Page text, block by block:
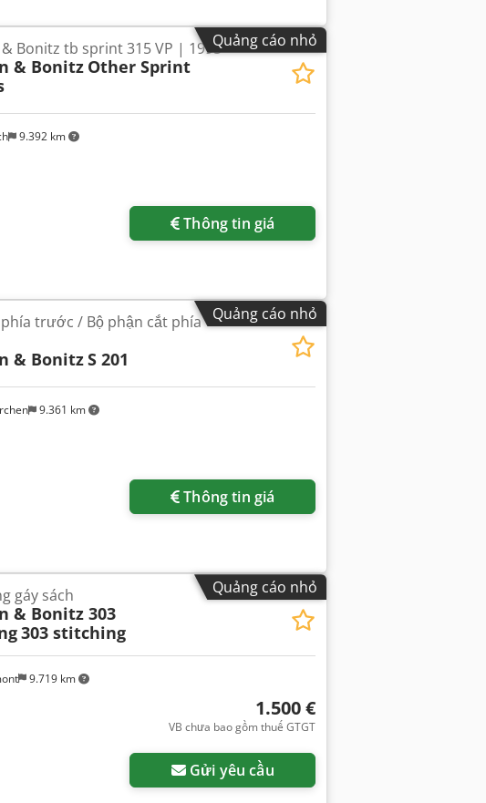
Quảng cáo nhỏ
9.392 km
Bonitz tb sprint 315 VP | 1995
& Bonitz Other Sprint
Thông tin giá
Quảng cáo nhỏ
9.361 km
trước / Bộ phận cắt phía
& BonitzS 201
Thông tin giá
Quảng cáo nhỏ
9.719 km
gáy sách
& Bonitz 303
303 stitching
1.500 €
VB chưa bao gồm thuế GTGT
Gửi yêu cầu